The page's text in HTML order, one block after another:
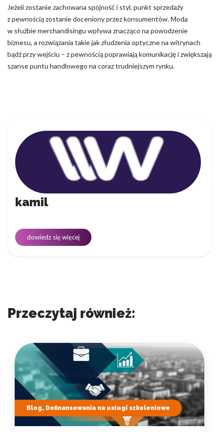
Jeżeli zostanie zachowana spójność i styl, punkt sprzedaży
z pewnością zostanie doceniony przez konsumentów. Moda
w służbie merchandisingu wpływa znacząco na powodzenie
biznesu, a rozwiązania takie jak złudzenia optyczne na witrynach
bądź przy wejściu – z pewnością poprawiają komunikację i zwiększają
szanse puntu handlowego na coraz trudniejszym rynku.
kamil
dowiedz się więcej
Przeczytaj również:
Blog, Dofinansowania na usługi szkoleniowe